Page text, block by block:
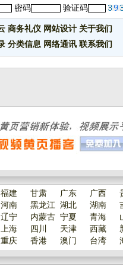
密码 验证码
商务礼仪 网站设计 关于我们
分类信息 网络通讯 联系我们
福建 甘肃 广东 广西
河南
黑龙江 湖北 湖南
辽宁
内蒙古 宁夏 青海
上海
四川 天津 西藏
重庆
香港 澳门 台湾